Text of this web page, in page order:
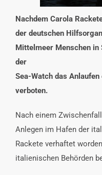
Nachdem Carola
der deutschen
Mittelmeer Menschen in
der
Sea-Watch das
verboten.
Nach einem
Anlegen im Hafen der
Rackete verhaftet
italienischen Behörden